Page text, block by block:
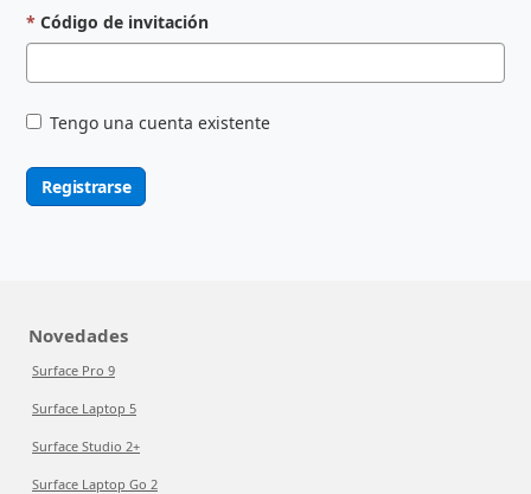
Código de invitación
Tengo una cuenta existente
Registrarse
Novedades
Surface Pro 9
Surface Laptop 5
Surface Studio 2+
Surface Laptop Go 2